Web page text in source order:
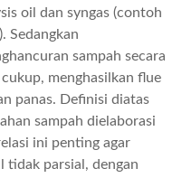
oil dan syngas (contoh
Sedangkan
sampah secara
menghasilkan flue
panas. Definisi diatas
sampah dielaborasi
ini penting agar
tidak parsial, dengan